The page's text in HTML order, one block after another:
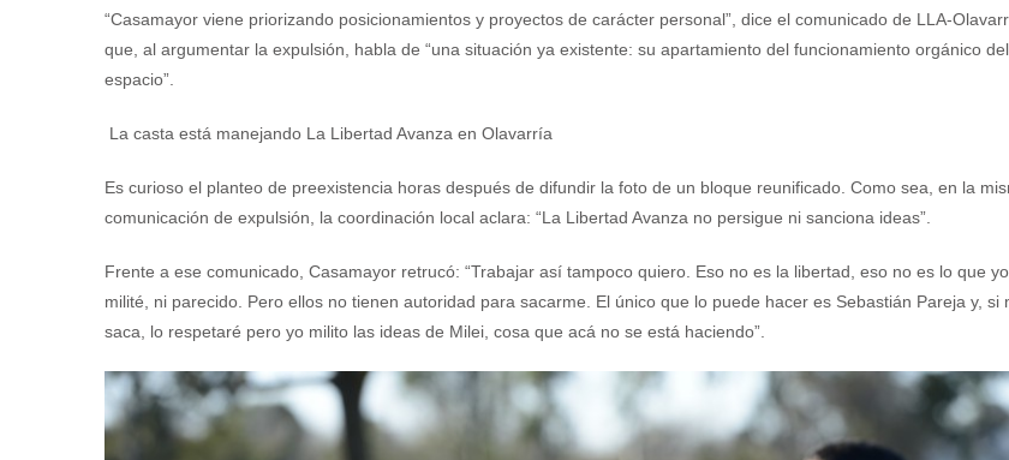
“Casamayor viene priorizando posicionamientos y proyectos de carácter personal”, dice el comunicado de LLA-
que, al argumentar la expulsión, habla de “una situación ya existente: su apartamiento del funcionamiento orgánico del
espacio”.
La casta está manejando La Libertad Avanza en Olavarría
Es curioso el planteo de preexistencia horas después de difundir la foto de un bloque reunificado. Como sea, en la
comunicación de expulsión, la coordinación local aclara: “La Libertad Avanza no persigue ni sanciona ideas”.
Frente a ese comunicado, Casamayor retrucó: “Trabajar así tampoco quiero. Eso no es la libertad, eso no es lo que yo
milité, ni parecido. Pero ellos no tienen autoridad para sacarme. El único que lo puede hacer es Sebastián Pareja y, si
saca, lo respetaré pero yo milito las ideas de Milei, cosa que acá no se está haciendo”.